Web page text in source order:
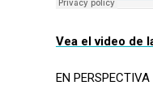
Vea el video de
EN PERSPECTIVA